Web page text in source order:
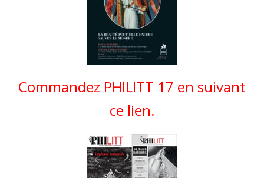
Commandez PHILITT 17 en suivant
ce lien.